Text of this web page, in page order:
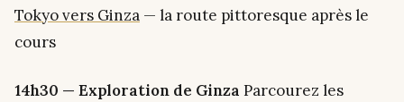
Tokyo vers Ginza — la route pittoresque après le
cours
14h30 — Exploration de Ginza Parcourez les